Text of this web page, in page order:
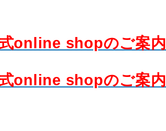
online shopのご案内
online shopのご案内